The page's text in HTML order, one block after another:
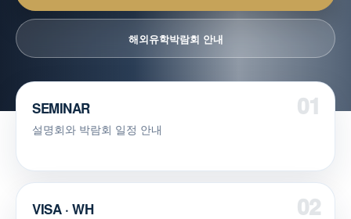
해외유학박람회 안내
SEMINAR
설명회와 박람회 일정 안내
VISA · WH